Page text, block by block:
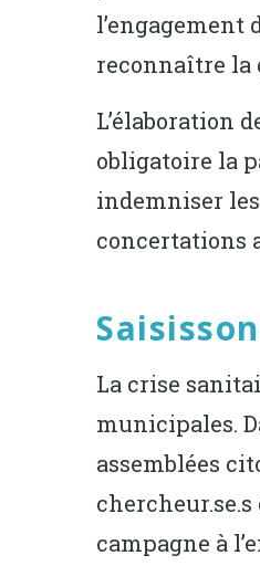
l’engagement
reconnaître la
L’élaboration
obligatoire la
indemniser
concertations
La crise
municipales.
assemblées
campagne à